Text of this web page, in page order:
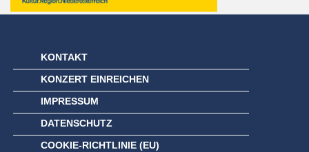
KONTAKT
KONZERT EINREICHEN
IMPRESSUM
DATENSCHUTZ
COOKIE-RICHTLINIE (EU)